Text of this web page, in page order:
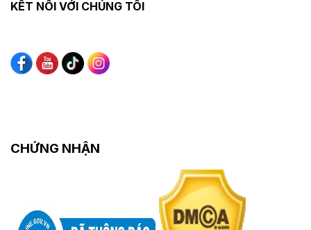
KẾT NỐI VỚI CHÚNG TÔI
CHỨNG NHẬN